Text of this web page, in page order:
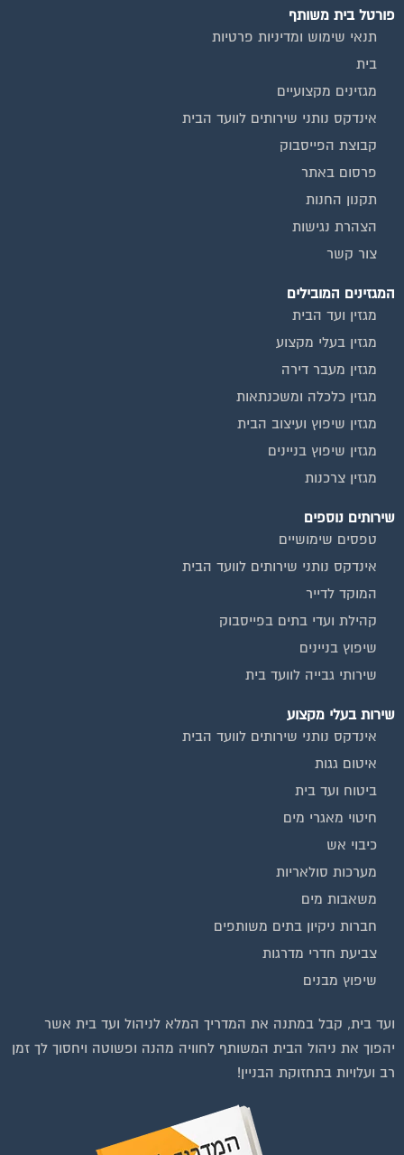
פורטל בית משותף
תנאי שימוש ומדיניות פרטיות
בית
מגזינים מקצועיים
אינדקס נותני שירותים לוועד הבית
קבוצת הפייסבוק
פרסום באתר
תקנון החנות
הצהרת נגישות
צור קשר
המגזינים המובילים
מגזין ועד הבית
מגזין בעלי מקצוע
מגזין מעבר דירה
מגזין כלכלה ומשכנתאות
מגזין שיפוץ ועיצוב הבית
מגזין שיפוץ בניינים
מגזין צרכנות
שירותים נוספים
טפסים שימושיים
אינדקס נותני שירותים לוועד הבית
המוקד לדייר
קהילת ועדי בתים בפייסבוק
שיפוץ בניינים
שירותי גבייה לוועד בית
שירות בעלי מקצוע
אינדקס נותני שירותים לוועד הבית
איטום גגות
ביטוח ועד בית
חיטוי מאגרי מים
כיבוי אש
מערכות סולאריות
משאבות מים
חברות ניקיון בתים משותפים
צביעת חדרי מדרגות
שיפוץ מבנים
ועד בית, קבל במתנה את המדריך המלא לניהול ועד בית אשר
יהפוך את ניהול הבית המשותף לחוויה מהנה ופשוטה ויחסוך לך זמן
רב ועלויות בתחזוקת הבניין!
להצטרפות לחצו על התמונה או על הכפתור ושלחו בקשת הצטרפות בדף